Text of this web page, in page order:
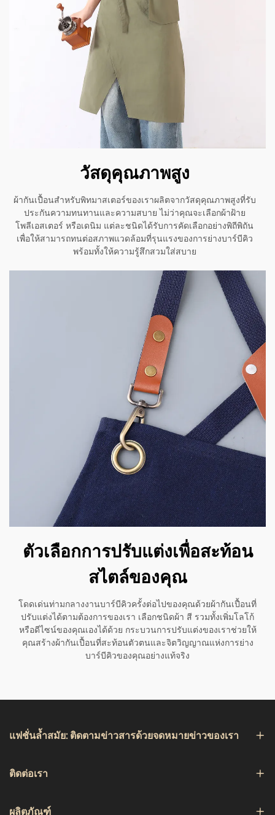
วัสดุคุณภาพสูง
ผ้ากันเปื้อนสำหรับพิทมาสเตอร์ของเราผลิตจากวัสดุคุณภาพสูงที่รับ
ประกันความทนทานและความสบาย ไม่ว่าคุณจะเลือกผ้าฝ้าย
โพลีเอสเตอร์ หรือเดนิม แต่ละชนิดได้รับการคัดเลือกอย่างพิถีพิถัน
เพื่อให้สามารถทนต่อสภาพแวดล้อมที่รุนแรงของการย่างบาร์บีคิว
พร้อมทั้งให้ความรู้สึกสวมใส่สบาย
ตัวเลือกการปรับแต่งเพื่อสะท้อน
สไตล์ของคุณ
โดดเด่นท่ามกลางงานบาร์บีคิวครั้งต่อไปของคุณด้วยผ้ากันเปื้อนที่
ปรับแต่งได้ตามต้องการของเรา เลือกชนิดผ้า สี รวมทั้งเพิ่มโลโก้
หรือดีไซน์ของคุณเองได้ด้วย กระบวนการปรับแต่งของเราช่วยให้
คุณสร้างผ้ากันเปื้อนที่สะท้อนตัวตนและจิตวิญญาณแห่งการย่าง
บาร์บีคิวของคุณอย่างแท้จริง
แฟชั่นล้ำสมัย: ติดตามข่าวสารด้วยจดหมายข่าวของเรา
ติดต่อเรา
ผลิตภัณฑ์